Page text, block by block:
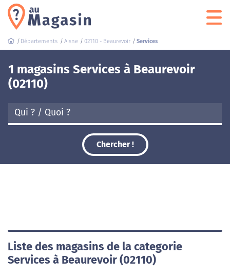
Départements Aisne 02110 - Beaurevoir Services
1 magasins Services à Beaurevoir
(02110)
Chercher !
Liste des magasins de la categorie
Services à Beaurevoir (02110)